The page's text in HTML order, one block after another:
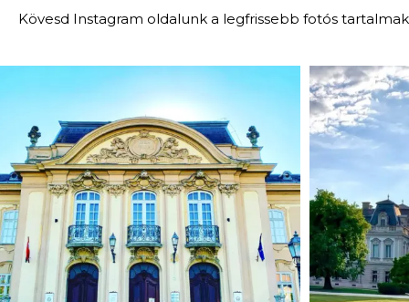
Kövesd Instagram oldalunk a legfrissebb fotós